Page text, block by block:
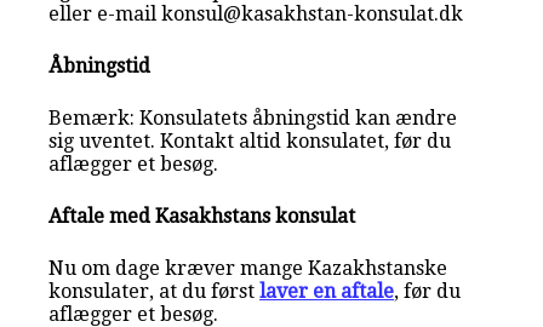
eller e-mail konsul@kasakhstan-konsulat.dk
Åbningstid
Bemærk: Konsulatets åbningstid kan ændre
sig uventet. Kontakt altid konsulatet, før du
aflægger et besøg.
Aftale med Kasakhstans konsulat
Nu om dage kræver mange Kazakhstanske
konsulater, at du førstlaver en aftale, før du
aflægger et besøg.